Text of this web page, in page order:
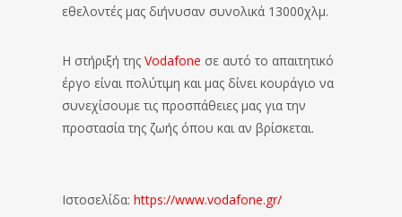
εθελοντές μας διήνυσαν συνολικά 13000χλμ.
Η στήριξή της Vodafone σε αυτό το απαιτητικό
έργο είναι πολύτιμη και μας δίνει κουράγιο να
συνεχίσουμε τις προσπάθειες μας για την
προστασία της ζωής όπου και αν βρίσκεται.
Ιστοσελίδα: https://www.vodafone.gr/